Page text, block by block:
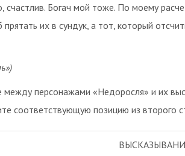
счастлив. Богач мой тоже. По моему
прятать их в сундук, а тот, который
между персонажами «Недоросля» и их
соответствующую позицию из второго